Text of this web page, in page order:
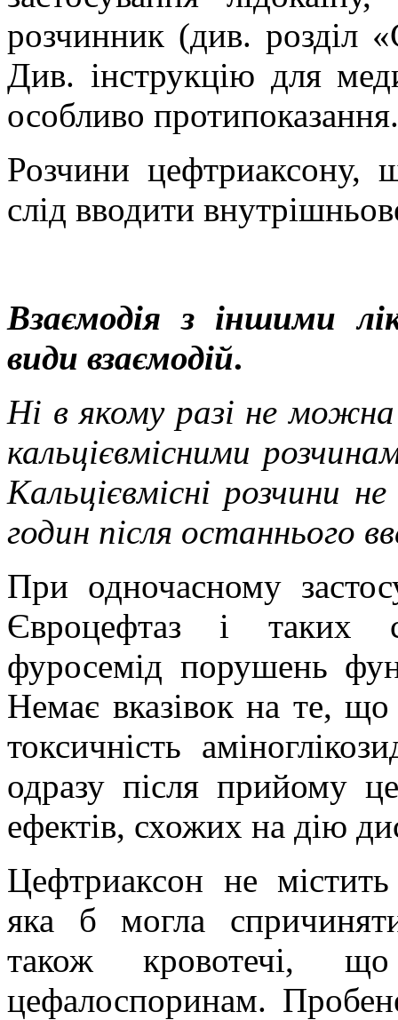
розчинник (див. розділ
Див. інструкцію для
особливо протипоказання.
Розчини цефтриаксону,
слід вводити
Взаємодія з іншими
види взаємодій.
Ні в якому разі не
кальцієвмісними
Кальцієвмісні розчини
годин після останнього
При одночасному
Євроцефтаз і таких
фуросемід порушень
Немає вказівок на те,
токсичність
одразу після прийому
ефектів, схожих на дію
Цефтриаксон не
яка б могла
також кровотечі,
цефалоспоринам.